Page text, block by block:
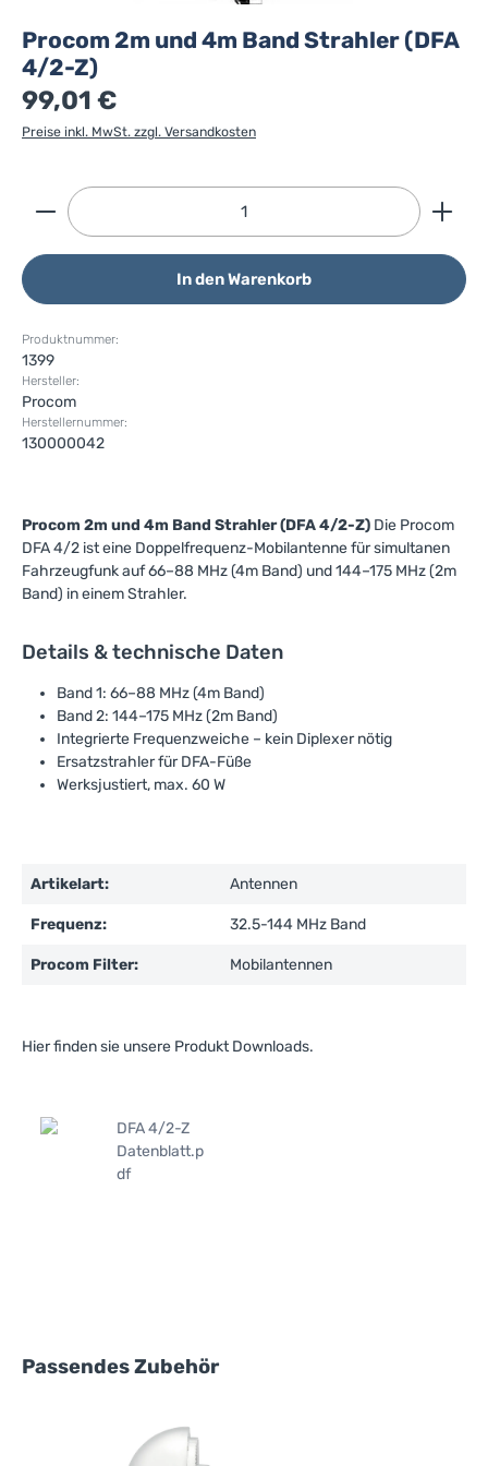
Procom 2m und 4m Band Strahler (DFA
4/2-Z)
99,01 €
Preise inkl. MwSt. zzgl. Versandkosten
Produkt Anzahl: Gib den gewünschten Wert ein
In den Warenkorb
Produktnummer:
1399
Hersteller:
Procom
Herstellernummer:
130000042
Procom 2m und 4m Band Strahler (DFA 4/2-Z) Die Procom
DFA 4/2 ist eine Doppelfrequenz-Mobilantenne für simultanen
Fahrzeugfunk auf 66–88 MHz (4m Band) und 144–175 MHz (2m
Band) in einem Strahler.
Details & technische Daten
Band 1: 66–88 MHz (4m Band)
Band 2: 144–175 MHz (2m Band)
Integrierte Frequenzweiche – kein Diplexer nötig
Ersatzstrahler für DFA-Füße
Werksjustiert, max. 60 W
Artikelart: Antennen
Frequenz: 32.5-144 MHz Band
Procom Filter: Mobilantennen
Hier finden sie unsere Produkt Downloads.
DFA 4/2-Z
Datenblatt.p
df
Produktgalerie überspringen
Passendes Zubehör